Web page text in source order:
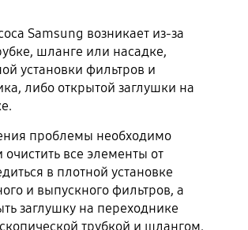
Samsung возникает из-за
шланге или насадке,
установки фильтров и
либо открытой заглушки на
проблемы необходимо
очистить все элементы от
в плотной установке
и выпускного фильтров, а
заглушку на переходнике
трубкой и шлангом.